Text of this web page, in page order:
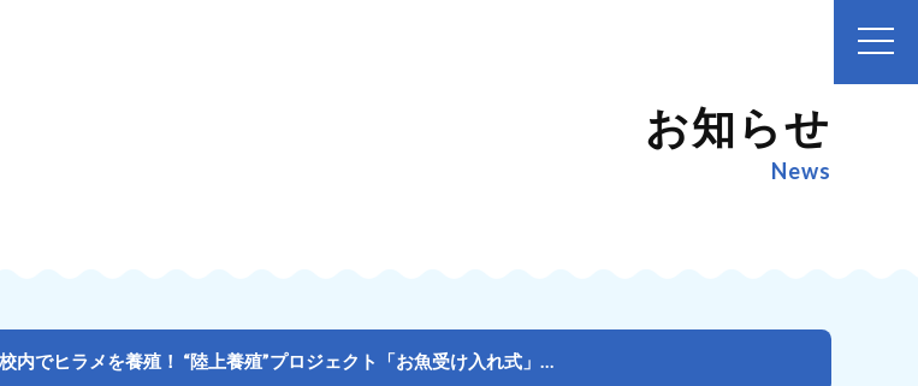
お知らせ
News
栃木県宇都宮の小学生が校内でヒラメを養殖！ “陸上養殖”プロジェクト「お魚受け入れ式」を開催